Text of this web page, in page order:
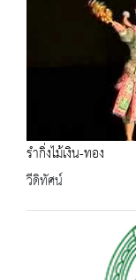
รำกิ่งไม้เงิน-ทอง
วีดิทัศน์